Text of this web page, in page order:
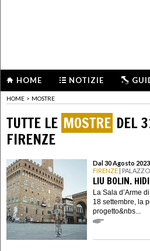
HOME NOTIZIE
HOME > MOSTRE
TUTTE LE MOSTRE DEL
FIRENZE
Dal 30 Agosto
FIRENZE |
LIU BOLIN.
La Sala d’Arme
18 settembre, la
progetto&nbs...